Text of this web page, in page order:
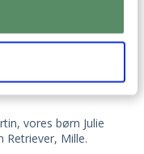
er mig der står
med jer her på
imine ugentlige
vores børn Julie
Retriever, Mille.